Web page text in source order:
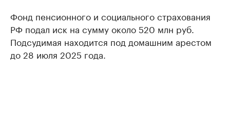
Фонд пенсионного и социального страхования
РФ подал иск на сумму около 520 млн руб.
Подсудимая находится под домашним арестом
до 28 июля 2025 года.